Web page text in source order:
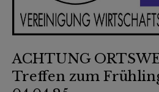
ACHTUNG
Treffen zum